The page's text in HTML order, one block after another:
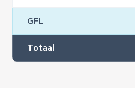
GFL
Totaal